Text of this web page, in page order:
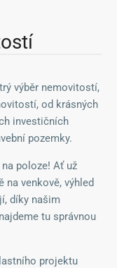
výběr nemovitostí,
od krásných
investičních
pozemky.
poloze! Ať už
na venkově, výhled
díky našim
tu správnou
projektu